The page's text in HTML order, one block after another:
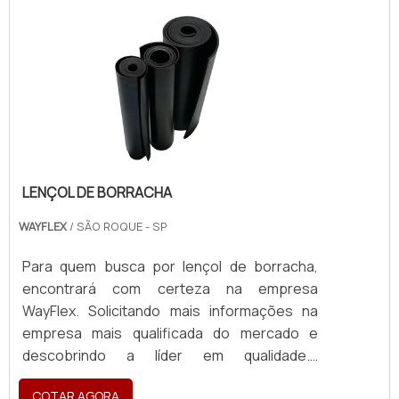
coloração;Resistente a bactérias e
fungos;Grande alta.PROCURANDO POR
ONDE COMPRAR PERFIL DE BORRACHA
QUADRADOOs produtos desenvolvidos pela
BS2M vedações são confeccionados com
alta tecnologia, qualidade e entrega rápida.
Toda a linha de produção é amparada por um
eficiente sistema de vistorias de qualidade,
LENÇOL DE BORRACHA
WAYFLEX / SÃO ROQUE - SP
Para quem busca por lençol de borracha,
encontrará com certeza na empresa
WayFlex. Solicitando mais informações na
empresa mais qualificada do mercado e
descobrindo a líder em qualidade.É
importante lembrar que o produto deve